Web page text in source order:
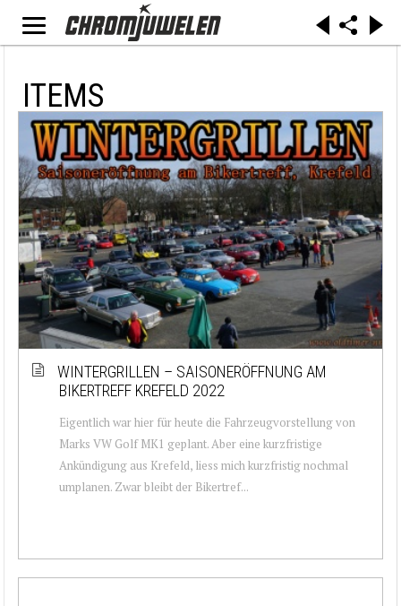
ITEMS
WINTERGRILLEN – SAISONERÖFFNUNG AM
BIKERTREFF KREFELD 2022
Eigentlich war hier für heute die Fahrzeugvorstellung von
Marks VW Golf MK1 geplant. Aber eine kurzfristige
Ankündigung aus Krefeld, liess mich kurzfristig nochmal
umplanen. Zwar bleibt der Bikertref...